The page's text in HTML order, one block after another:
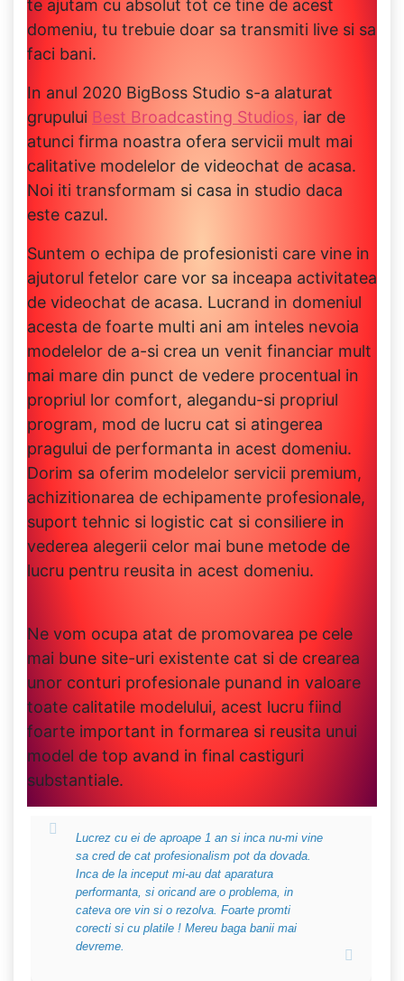
te ajutam cu absolut tot ce tine de acest
domeniu, tu trebuie doar sa transmiti live si sa
faci bani.
In anul 2020 BigBoss Studio s-a alaturat
grupului Best Broadcasting Studios, iar de
atunci firma noastra ofera servicii mult mai
calitative modelelor de videochat de acasa.
Noi iti transformam si casa in studio daca
este cazul.
Suntem o echipa de profesionisti care vine in
ajutorul fetelor care vor sa inceapa activitatea
de videochat de acasa. Lucrand in domeniul
acesta de foarte multi ani am inteles nevoia
modelelor de a-si crea un venit financiar mult
mai mare din punct de vedere procentual in
propriul lor comfort, alegandu-si propriul
program, mod de lucru cat si atingerea
pragului de performanta in acest domeniu.
Dorim sa oferim modelelor servicii premium,
achizitionarea de echipamente profesionale,
suport tehnic si logistic cat si consiliere in
vederea alegerii celor mai bune metode de
lucru pentru reusita in acest domeniu.
Ne vom ocupa atat de promovarea pe cele
mai bune site-uri existente cat si de crearea
unor conturi profesionale punand in valoare
toate calitatile modelului, acest lucru fiind
foarte important in formarea si reusita unui
model de top avand in final castiguri
substantiale.
Lucrez cu ei de aproape 1 an si inca nu-mi vine
sa cred de cat profesionalism pot da dovada.
Inca de la inceput mi-au dat aparatura
performanta, si oricand are o problema, in
cateva ore vin si o rezolva. Foarte promti
corecti si cu platile ! Mereu baga banii mai
devreme.